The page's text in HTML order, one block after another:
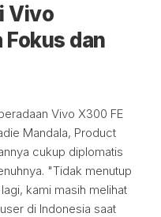
Vivo
dan
Vivo X300 FE
Mandala, Product
cukup diplomatis
"Tidak menutup
kami masih melihat
di Indonesia saat